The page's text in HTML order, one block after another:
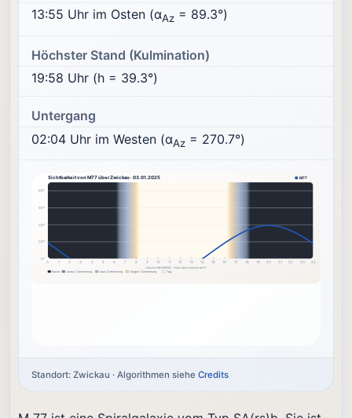
13:55 Uhr im Osten (αAz = 89.3°)
Höchster Stand (Kulmination)
19:58 Uhr (h = 39.3°)
Untergang
02:04 Uhr im Westen (αAz = 270.7°)
0°
20°
40°
60°
80°
0 1 2 3 4 7 10 11 12 13 14 15 16 17 18 19 20 21 22 23 24
Sichtbarkeit von M77 über Zwickau · 03.01.2025 M77
Nacht astron. Dämmerung naut. Dämmerung bürgerl. Dämmerung Tag
Ortszeit (MEZ/MESZ) · Höhe über Horizont ab 0°
Standort: Zwickau · Algorithmen sieheCredits